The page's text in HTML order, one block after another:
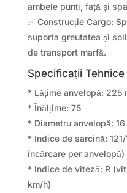
ambele punți, față și
✅ Construcție Cargo:
suporta greutatea și
de transport marfă.
Specificații Tehnice
* Lățime anvelopă: 225
* Înălțime: 75
* Diametru anvelopă:
* Indice de sarcină:
încărcare per anvelopă)
* Indice de viteză: R
km/h)